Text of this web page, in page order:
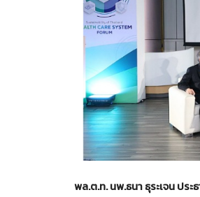
พล.ต.ท. นพ.ธนา ธุระเจน ปร